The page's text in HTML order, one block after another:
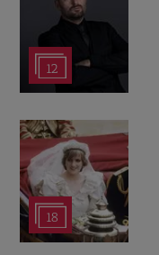
12
18